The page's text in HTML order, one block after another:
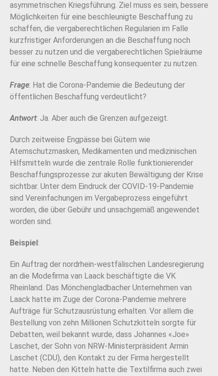
asymmetrischen Kriegsführung. Ziel muss es sein, bessere
Möglichkeiten für eine beschleunigte Beschaffung zu
schaffen, die vergaberechtlichen Regularien im Falle
kurzfristiger Anforderungen an die Beschaffung noch
besser zu nutzen und die vergaberechtlichen Spielräume
für eine schnelle Beschaffung konsequenter zu nutzen.
Frage: Hat die Corona-Pandemie die Bedeutung der
öffentlichen Beschaffung verdeutlicht?
Antwort: Ja. Aber auch die Grenzen aufgezeigt.
Durch zeitweise Engpässe bei Gütern wie
Atemschutzmasken, Medikamenten und medizinischen
Hilfsmitteln wurde die zentrale Rolle funktionierender
Beschaffungsprozesse zur akuten Bewältigung der Krise
sichtbar. Unter dem Eindruck der COVID-19-Pandemie
sind Vereinfachungen im Vergabeprozess eingeführt
worden, die über Gebühr und unsachgemäß angewendet
worden sind.
Beispiel :
Ein Auftrag der nordrhein-westfälischen Landesregierung
an die Modefirma van Laack beschäftigte die VK
Rheinland. Das Mönchengladbacher Unternehmen van
Laack hatte im Zuge der Corona-Pandemie mehrere
Aufträge für Schutzausrüstung erhalten. Vor allem die
Bestellung von zehn Millionen Schutzkitteln sorgte für
Debatten, weil bekannt wurde, dass Johannes «Joe»
Laschet, der Sohn von NRW-Ministerpräsident Armin
Laschet (CDU), den Kontakt zu der Firma hergestellt
hatte. Neben den Kitteln hatte die Textilfirma auch zwei